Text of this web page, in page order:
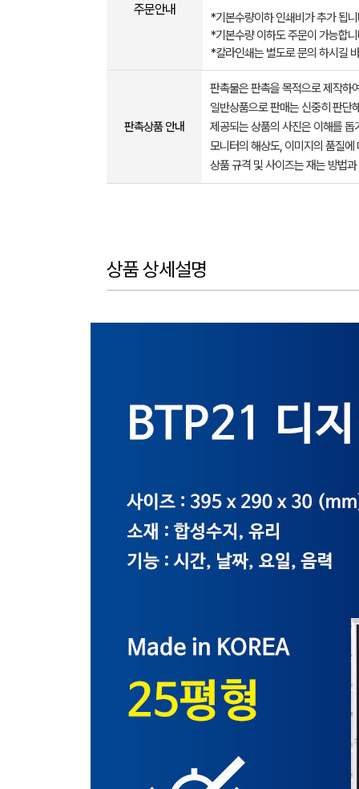
주문안내
*기본수량이하 인쇄비가 추가 됩
*기본수량 이하도 주문이 가능합
*칼라인쇄는 별도로 문의 하시길
판촉상품 안내
판촉물은 판촉을 목적으로 제작하
일반상품으로 판매는 신중히 판단
제공되는 상품의 사진은 이해를
모니터의 해상도, 이미지의 품질
상품 규격 및 사이즈는 재는 방법
상품 상세설명